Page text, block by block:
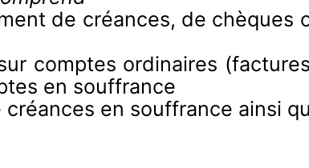
de créances, de
comptes ordinaires
en souffrance
en souffrance ainsi